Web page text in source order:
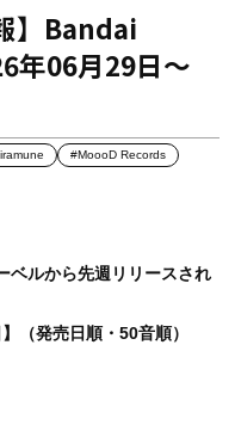
】Bandai
年06月29日～
#MoooD Records
ルから先週リリースされ
】（発売日順・50音順）